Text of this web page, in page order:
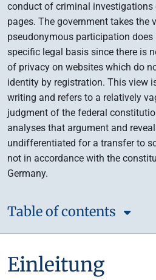
conduct of criminal investigations
pages. The government takes the
pseudonymous participation does
specific legal basis since there is
of privacy on websites which do
identity by registration. This view
writing and refers to a relatively
judgment of the federal
analyses that argument and
undifferentiated for a transfer to
not in accordance with the
Germany.
Table of contents
Einleitung